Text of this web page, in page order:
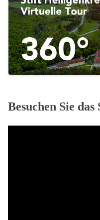
Besuchen Sie das